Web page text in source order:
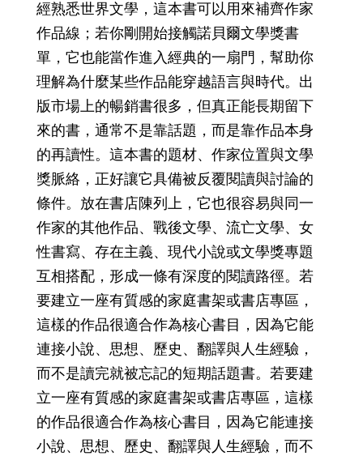
經熟悉世界文學，這本書可以用來補齊作家
作品線；若你剛開始接觸諾貝爾文學獎書
單，它也能當作進入經典的一扇門，幫助你
理解為什麼某些作品能穿越語言與時代。出
版市場上的暢銷書很多，但真正能長期留下
來的書，通常不是靠話題，而是靠作品本身
的再讀性。這本書的題材、作家位置與文學
獎脈絡，正好讓它具備被反覆閱讀與討論的
條件。放在書店陳列上，它也很容易與同一
作家的其他作品、戰後文學、流亡文學、女
性書寫、存在主義、現代小說或文學獎專題
互相搭配，形成一條有深度的閱讀路徑。若
要建立一座有質感的家庭書架或書店專區，
這樣的作品很適合作為核心書目，因為它能
連接小說、思想、歷史、翻譯與人生經驗，
而不是讀完就被忘記的短期話題書。若要建
立一座有質感的家庭書架或書店專區，這樣
的作品很適合作為核心書目，因為它能連接
小說、思想、歷史、翻譯與人生經驗，而不